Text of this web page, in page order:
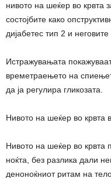
нивото на шеќер во
состојбите како
дијабетес тип 2 и
Истражувањата
времетраењето на
да ја регулира гликозата.
Нивото на шеќер во крвта
Нивото на шеќер во крвта
ноќта, без разлика дали
деноноќниот ритам на